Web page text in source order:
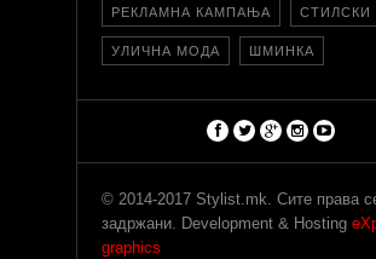
РЕКЛАМНА КАМПАЊА СТИЛСКИ
УЛИЧНА МОДА ШМИНКА
© 2014-2017 Stylist.mk. Сите права
задржани. Development & Hosting
graphics